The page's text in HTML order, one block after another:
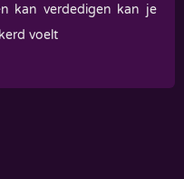
kan verdedigen kan je
voelt